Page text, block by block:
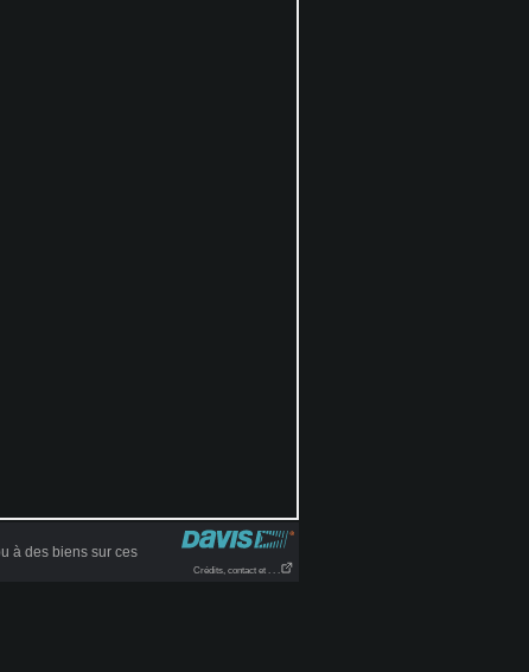
à des biens sur ces
Crédits, contact et . . .